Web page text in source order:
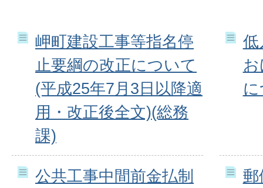
岬町建設工事等指名停
止要綱の改正について
(平成25年7月3日以降適
用・改正後全文)(総務
課)
低
公共工事中間前金払制
郵